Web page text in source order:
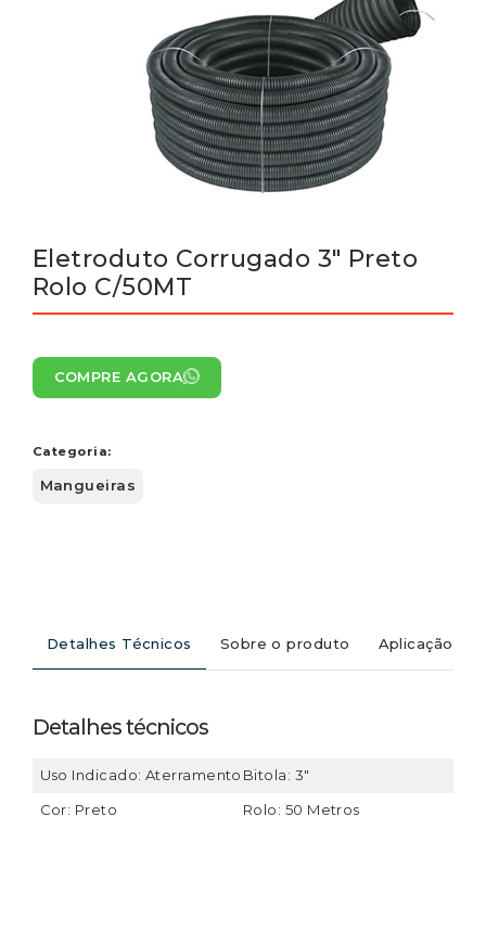
Eletroduto Corrugado 3″ Preto
Rolo C/50MT
COMPRE AGORA
Categoria:
Mangueiras
Detalhes Técnicos Sobre o produto Aplicação
Detalhes técnicos
Uso Indicado: Aterramento Bitola: 3"
Cor: Preto
Rolo: 50 Metros